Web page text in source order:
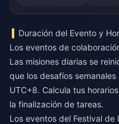
Duración del Evento y
Los eventos de
Las misiones diarias se
que los desafíos
UTC+8. Calcula tus
la finalización de tareas.
Los eventos del Festival